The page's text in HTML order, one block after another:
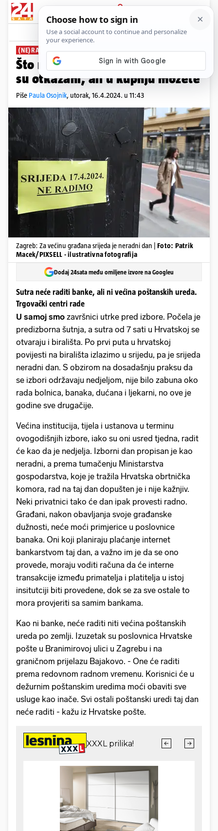
PRIJAVA
News Komentari
(NE)RADNI DAN
Što radi na dan izbora? Pregledi
su otkazani, ali u kupnju možete
Piše Paula Osojnik, utorak, 16.4.2024. u 11:43
Zagreb: Za većinu građana srijeda je neradni dan | Foto: Patrik
Macek/PIXSELL - ilustrativna fotografija
Dodaj 24sata među omiljene izvore na Googleu
Sutra neće raditi banke, ali ni većina poštanskih ureda.
Trgovački centri rade
U samoj smo završnici utrke pred izbore. Počela je
predizborna šutnja, a sutra od 7 sati u Hrvatskoj se
otvaraju i birališta. Po prvi puta u hrvatskoj
povijesti na birališta izlazimo u srijedu, pa je srijeda
neradni dan. S obzirom na dosadašnju praksu da
se izbori održavaju nedjeljom, nije bilo zabuna oko
rada bolnica, banaka, dućana i ljekarni, no ove je
godine sve drugačije.
Većina institucija, tijela i ustanova u terminu
ovogodišnjih izbore, iako su oni usred tjedna, radit
će kao da je nedjelja. Izborni dan propisan je kao
neradni, a prema tumačenju Ministarstva
gospodarstva, koje je tražila Hrvatska obrtnička
komora, rad na taj dan dopušten je i nije kažnjiv.
Neki privatnici tako će dan ipak provesti radno.
Građani, nakon obavljanja svoje građanske
dužnosti, neće moći primjerice u poslovnice
banaka. Oni koji planiraju plaćanje internet
bankarstvom taj dan, a važno im je da se ono
provede, moraju voditi računa da će interne
transakcije između primatelja i platitelja u istoj
insitutciji biti provedene, dok se za sve ostale to
mora provjeriti sa samim bankama.
Kao ni banke, neće raditi niti većina poštanskih
ureda po zemlji. Izuzetak su poslovnica Hrvatske
pošte u Branimirovoj ulici u Zagrebu i na
graničnom prijelazu Bajakovo. - One će raditi
prema redovnom radnom vremenu. Korisnici će u
dežurnim poštanskim uredima moći obaviti sve
usluge kao inače. Svi ostali poštanski uredi taj dan
neće raditi - kažu iz Hrvatske pošte.